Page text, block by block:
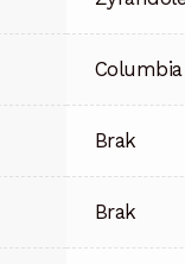
Columbia
Brak
Brak